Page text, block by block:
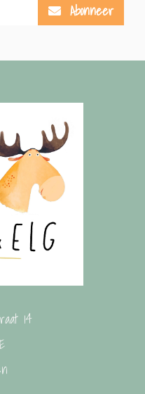
Abonneer
14